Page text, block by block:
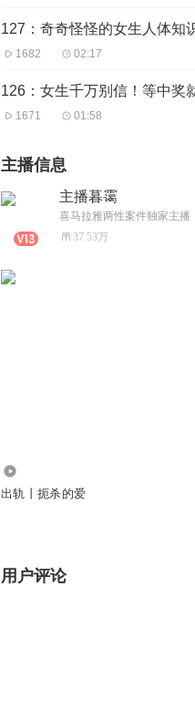
127：奇奇怪怪的女生人体知
1682 02:17
126：女生千万别信！等中奖
1671 01:58
主播信息
主播暮霭
喜马拉雅两性案件独家主
37.53万
出轨丨扼杀的爱
用户评论